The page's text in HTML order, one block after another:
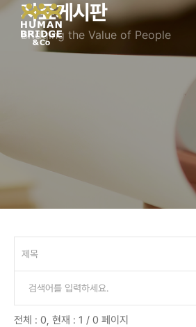
자료게시판
Bridging the Value of People
전체 : 0, 현재 : 1 / 0 페이지